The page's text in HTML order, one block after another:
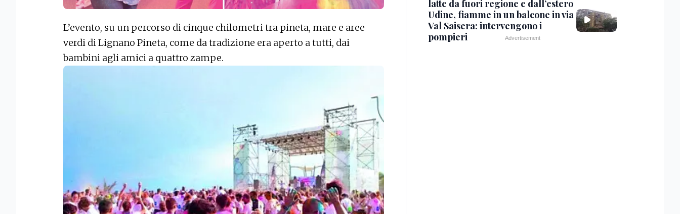
L’evento, su un percorso di cinque chilometri tra pineta, mare e aree
verdi di Lignano Pineta, come da tradizione era aperto a tutti, dai
bambini agli amici a quattro zampe.
latte da fuori regione e dall’estero
Udine, fiamme in un balcone in via
Val Saisera: intervengono i
pompieri